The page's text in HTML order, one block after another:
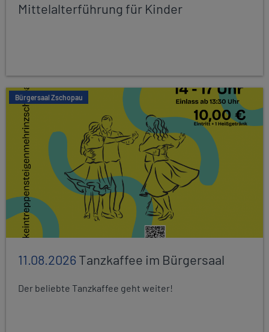
Mittelalterführung für Kinder
Bürgersaal Zschopau
11.08.2026Tanzkaffee im Bürgersaal
Der beliebte Tanzkaffee geht weiter!